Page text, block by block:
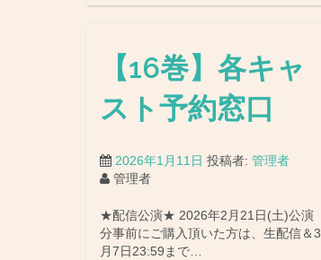
【16巻】各キャ
スト予約窓口
2026年1月11日 投稿者: 管理者
管理者
★配信公演★ 2026年2月21日(土)公演
分事前にご購入頂いた方は、生配信＆3
月7日23:59まで…